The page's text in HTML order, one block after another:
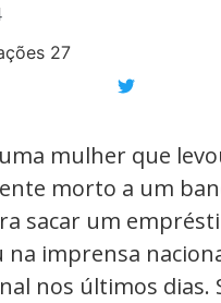
27
mulher que
morto a um
sacar um
imprensa
nos últimos dias.